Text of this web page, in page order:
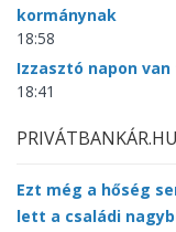
kormánynak
18:58
Izzasztó napon
18:41
Ezt még a hőség
lett a családi